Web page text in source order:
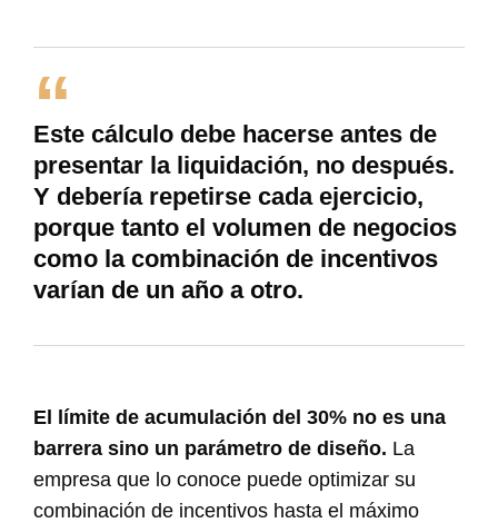
Este cálculo debe hacerse antes de
presentar la liquidación, no después.
Y debería repetirse cada ejercicio,
porque tanto el volumen de negocios
como la combinación de incentivos
varían de un año a otro.
El límite de acumulación del 30% no es una
barrera sino un parámetro de diseño. La
empresa que lo conoce puede optimizar su
combinación de incentivos hasta el máximo